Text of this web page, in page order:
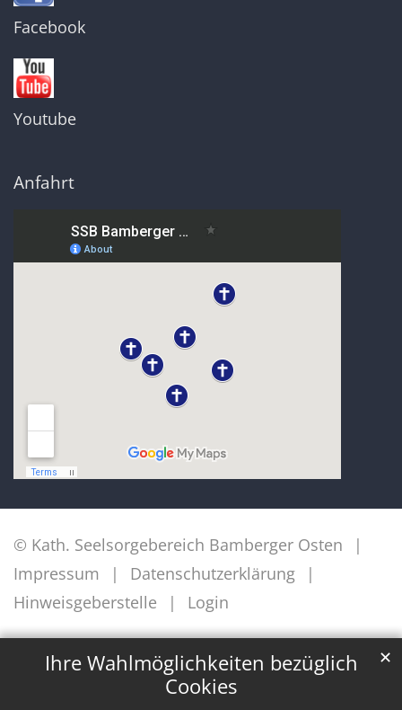
Ihre Wahlmöglichkeiten bezüglich
Cookies
✕
Facebook
Youtube
Anfahrt
© Kath. Seelsorgebereich Bamberger Osten
Impressum
Datenschutzerklärung
Hinweisgeberstelle
Login